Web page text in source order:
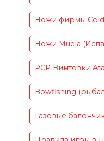
Ножи фирмы
Ножи Muela
PCP Винтовки
Bowfishing
Газовые